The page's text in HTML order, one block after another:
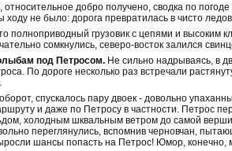
относительное добро получено, сводка по
не было: дорога превратилась в чисто
полноприводный грузовик с цепями и
сомкнулись, северо-восток залился
под Петросом.Не сильно надрываясь, в
По дороге несколько раз встречали
спускалось пару двоек - довольно
и даже по Петросу в частности. Петрос
холодным шквальным ветром до самой
переглянулись, вспомнив черновчан,
шансы попасть на Петрос! Юмор, конечно,